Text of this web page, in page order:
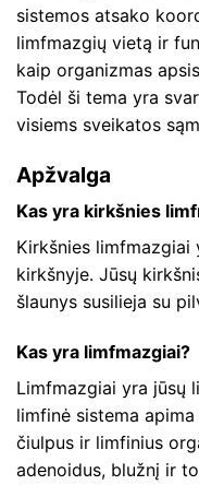
sistemos atsako
limfmazgių vietą ir
kaip organizmas
Todėl ši tema yra
visiems sveikatos
Apžvalga
Kas yra kirkšnies
Kirkšnies limfmazgiai
kirkšnyje. Jūsų
šlaunys susilieja su
Kas yra limfmazgiai?
Limfmazgiai yra jūsų
limfinė sistema
čiulpus ir limfinius
adenoidus, blužnį ir